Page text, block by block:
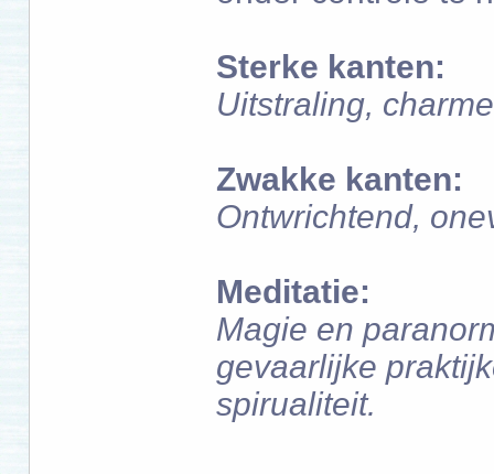
Sterke kanten:
Uitstraling,
Zwakke kanten:
Ontwrichtend,
Meditatie:
Magie en
gevaarlijke
spirualiteit.